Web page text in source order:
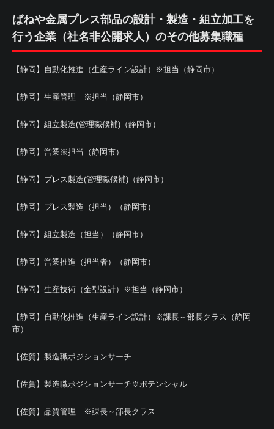
ばねや金属プレス部品の設計・製造・組立加工を
行う企業（社名非公開求人）のその他募集職種
【静岡】自動化推進（生産ライン設計）※担当（静岡市）
【静岡】生産管理 ※担当（静岡市）
【静岡】組立製造(管理職候補)（静岡市）
【静岡】営業※担当（静岡市）
【静岡】プレス製造(管理職候補)（静岡市）
【静岡】プレス製造（担当）（静岡市）
【静岡】組立製造（担当）（静岡市）
【静岡】営業推進（担当者）（静岡市）
【静岡】生産技術（金型設計）※担当（静岡市）
【静岡】自動化推進（生産ライン設計）※課長～部長クラス（静岡
市）
【佐賀】製造職ポジションサーチ
【佐賀】製造職ポジションサーチ※ポテンシャル
【佐賀】品質管理 ※課長～部長クラス